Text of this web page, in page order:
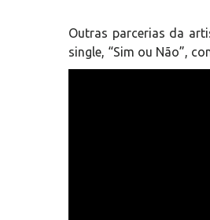
Outras parcerias da
single, “Sim ou Não”,